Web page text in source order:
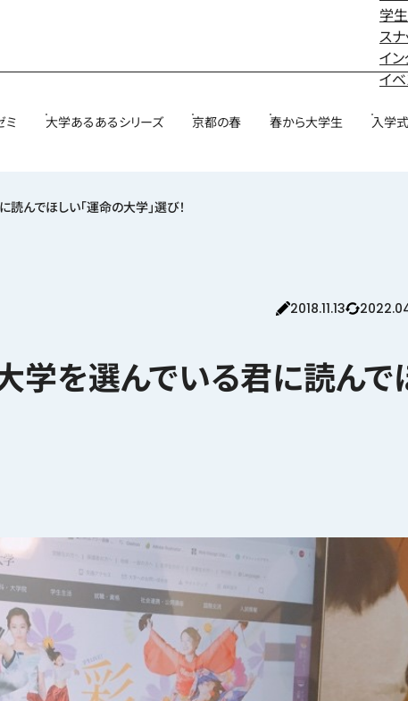
学
ス
イ
イ
ミ 大学あるあるシリーズ 京都の春 春から大学生 入学式
んでほしい「運命の大学」選び！
2018.11.13
学を選んでいる君に読んで